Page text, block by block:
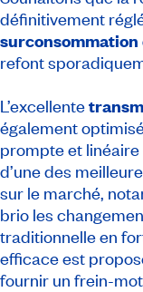
définitivement
surconsommation
refont
L’excellente
également
prompte et linéaire
d’une des
sur le marché,
brio les
traditionnelle en
efficace est
fournir un frein-